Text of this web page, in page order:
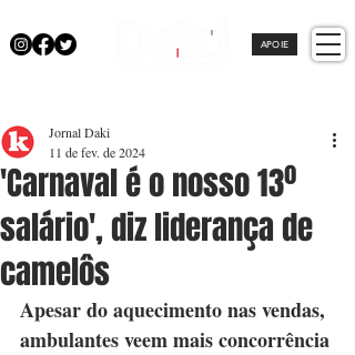
APOIE
'Carnaval é o nosso 13º
salário', diz liderança de
camelôs
Jornal Daki
11 de fev. de 2024
Apesar do aquecimento nas vendas,
ambulantes veem mais concorrência